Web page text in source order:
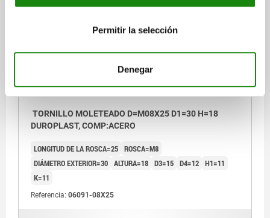
Permitir la selección
Denegar
TORNILLO MOLETEADO D=M08X25 D1=30 H=18
DUROPLAST, COMP:ACERO
LONGITUD DE LA ROSCA=25 ROSCA=M8
DIÁMETRO EXTERIOR=30 ALTURA=18 D3=15 D4=12 H1=11
K=11
Referencia: 06091-08X25